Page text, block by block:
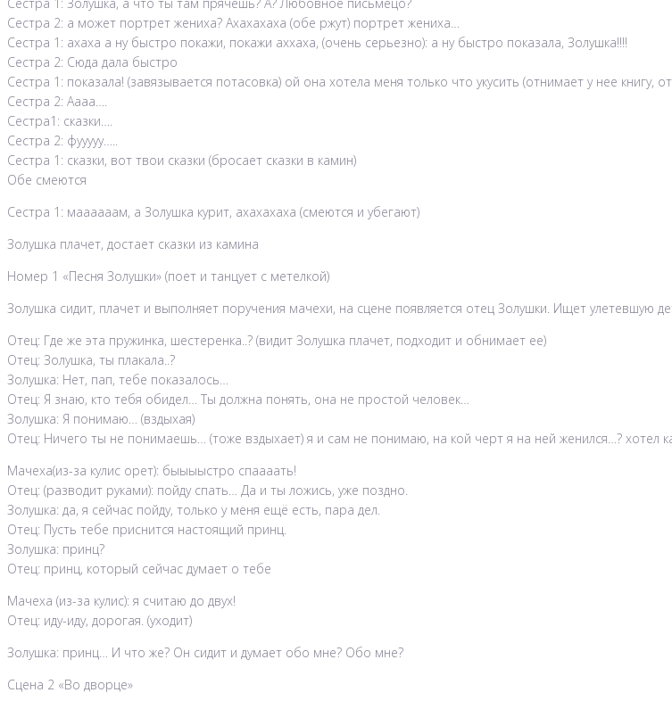
Сестра 1: Золушка, а что ты там прячешь? А? Любовное письмецо?
Сестра 2: а может портрет жениха? Ахахахаха (обе ржут) портрет жениха…
Сестра 1: ахаха а ну быстро покажи, покажи аххаха, (очень серьезно): а ну быстро показала, Золушка!!!!
Сестра 2: Сюда дала быстро
Сестра 1: показала! (завязывается потасовка) ой она хотела меня только что укусить (отнимает у нее книгу,
Сестра 2: Аааа….
Сестра1: сказки….
Сестра 2: фууууу…..
Сестра 1: сказки, вот твои сказки (бросает сказки в камин)
Обе смеются
Сестра 1: маааааам, а Золушка курит, ахахахаха (смеются и убегают)
Золушка плачет, достает сказки из камина
Номер 1 «Песня Золушки» (поет и танцует с метелкой)
Золушка сидит, плачет и выполняет поручения мачехи, на сцене появляется отец Золушки. Ищет улетевшую
Отец: Где же эта пружинка, шестеренка..? (видит Золушка плачет, подходит и обнимает ее)
Отец: Золушка, ты плакала..?
Золушка: Нет, пап, тебе показалось…
Отец: Я знаю, кто тебя обидел… Ты должна понять, она не простой человек…
Золушка: Я понимаю… (вздыхая)
Отец: Ничего ты не понимаешь… (тоже вздыхает) я и сам не понимаю, на кой черт я на ней женился…? хотел
Мачеха(из-за кулис орет): быыыыстро спаааать!
Отец: (разводит руками): пойду спать… Да и ты ложись, уже поздно.
Золушка: да, я сейчас пойду, только у меня ещё есть, пара дел.
Отец: Пусть тебе приснится настоящий принц.
Золушка: принц?
Отец: принц, который сейчас думает о тебе
Мачеха (из-за кулис): я считаю до двух!
Отец: иду-иду, дорогая. (уходит)
Золушка: принц… И что же? Он сидит и думает обо мне? Обо мне?
Сцена 2 «Во дворце»